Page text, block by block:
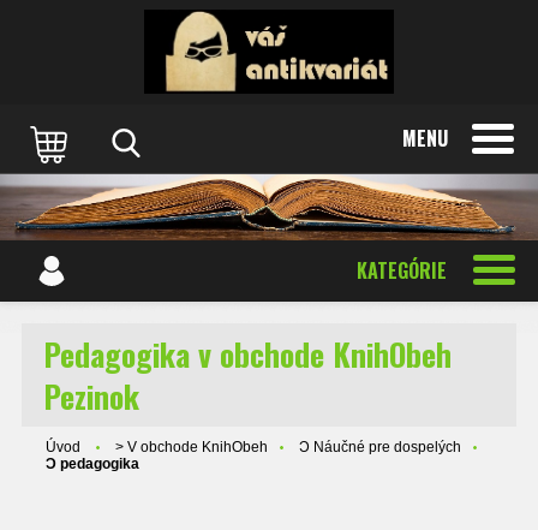
MENU
KATEGÓRIE
Pedagogika v obchode KnihObeh
Pezinok
Úvod > V obchode KnihObeh
Ɔ Náučné pre dospelých
Ɔ pedagogika